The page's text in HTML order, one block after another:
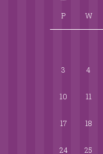
P W
3 4
10 11
17 18
24 25